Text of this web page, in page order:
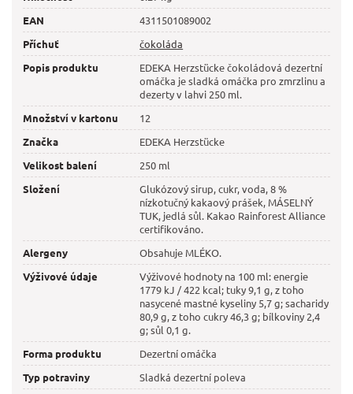
EAN
4311501089002
Příchuť
čokoláda
Popis produktu
EDEKA Herzstücke čokoládová dezertní
omáčka je sladká omáčka pro zmrzlinu a
dezerty v lahvi 250 ml.
Množství v kartonu
12
Značka
EDEKA Herzstücke
Velikost balení
250 ml
Složení
Glukózový sirup, cukr, voda, 8 %
nízkotučný kakaový prášek, MÁSELNÝ
TUK, jedlá sůl. Kakao Rainforest Alliance
certifikováno.
Alergeny
Obsahuje MLÉKO.
Výživové údaje
Výživové hodnoty na 100 ml: energie
1779 kJ / 422 kcal; tuky 9,1 g, z toho
nasycené mastné kyseliny 5,7 g; sacharidy
80,9 g, z toho cukry 46,3 g; bílkoviny 2,4
g; sůl 0,1 g.
Forma produktu
Dezertní omáčka
Typ potraviny
Sladká dezertní poleva